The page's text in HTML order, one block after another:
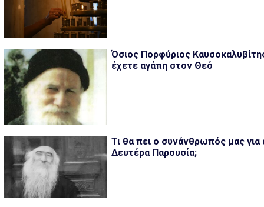
Όσιος Πορφύριος
έχετε αγάπη στον Θεό
Τι θα πει ο συνάνθρωπός μας για
Δευτέρα Παρουσία;